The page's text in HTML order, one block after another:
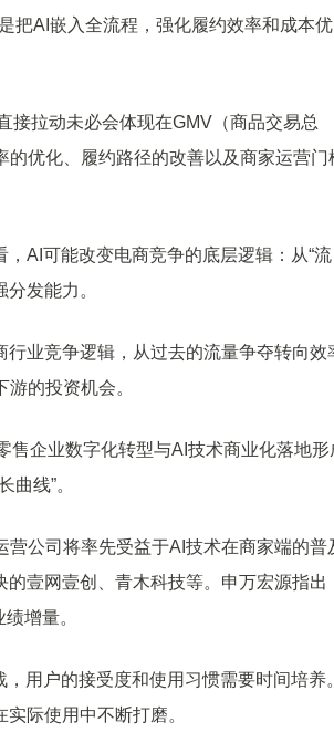
把AI嵌入全流程，强化履约效率和成本优
拉动未必会体现在GMV（商品交易总
优化、履约路径的改善以及商家运营门
AI可能改变电商竞争的底层逻辑：从“流
发能力。
业竞争逻辑，从过去的流量争夺转向效
的投资机会。
企业数字化转型与AI技术商业化落地形
线”。
公司将率先受益于AI技术在商家端的普
壹网壹创、青木科技等。申万宏源指出
增量。
户的接受度和使用习惯需要时间培养。
际使用中不断打磨。